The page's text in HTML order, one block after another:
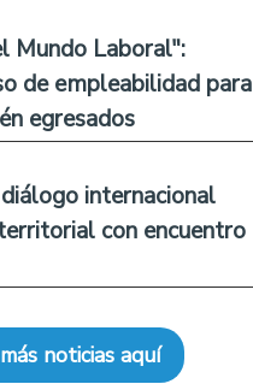
Mundo Laboral":
de empleabilidad para
egresados
internacional
con encuentro
noticias aquí